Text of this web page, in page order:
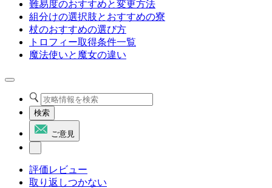
難易度のおすすめと変更方法
組分けの選択肢とおすすめの寮
杖のおすすめの選び方
トロフィー取得条件一覧
魔法使いと魔女の違い
検索
ご意見
評価レビュー
取り返しつかない